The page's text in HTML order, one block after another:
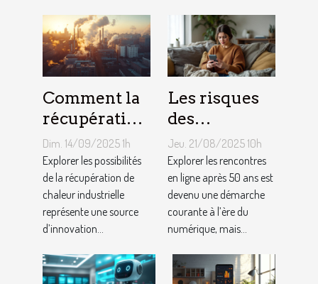
Comment la
récupération
de chaleur
industrielle
peut-elle
chauffer des
milliers de
Dim. 14/09/2025 1h
Explorer les possibilités
de la récupération de
chaleur industrielle
représente une source
d’innovation...
Les risques
des
rencontres
en ligne pour
les plus de 50
ans
Jeu. 21/08/2025 10h
Explorer les rencontres
en ligne après 50 ans est
devenu une démarche
courante à l’ère du
numérique, mais...